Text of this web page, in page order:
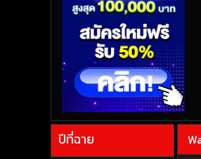
ปีที่ฉาย